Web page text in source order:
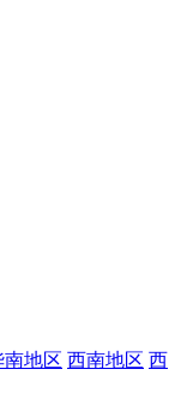
南地区 西南地区 西